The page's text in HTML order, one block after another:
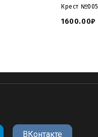
Крест №005
1600.00₽
ВКонтакте